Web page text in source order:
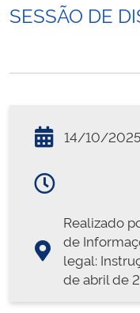
SESSÃO DE
14/10/2025
Realizado
de
legal:
de abril de